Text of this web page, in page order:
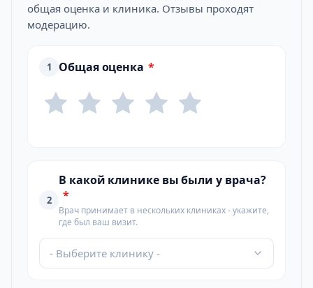
общая оценка и клиника. Отзывы проходят
модерацию.
1 Общая оценка *
2
В какой клинике вы были у врача?
*
Врач принимает в нескольких клиниках - укажите,
где был ваш визит.
- Выберите клинику -